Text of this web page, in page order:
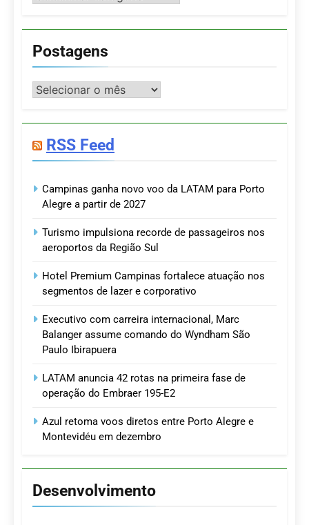
Postagens
Postagens
RSS Feed
Campinas ganha novo voo da LATAM para Porto
Alegre a partir de 2027
Turismo impulsiona recorde de passageiros nos
aeroportos da Região Sul
Hotel Premium Campinas fortalece atuação nos
segmentos de lazer e corporativo
Executivo com carreira internacional, Marc
Balanger assume comando do Wyndham São
Paulo Ibirapuera
LATAM anuncia 42 rotas na primeira fase de
operação do Embraer 195-E2
Azul retoma voos diretos entre Porto Alegre e
Montevidéu em dezembro
Desenvolvimento